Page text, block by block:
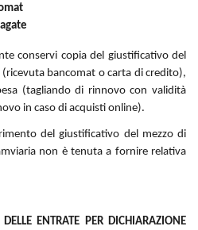
conservi copia del giustificativo del
bancomat o carta di credito),
(tagliando di rinnovo con validità
in caso di acquisti online).
del giustificativo del mezzo di
non è tenuta a fornire relativa
ENTRATE PER DICHIARAZIONE